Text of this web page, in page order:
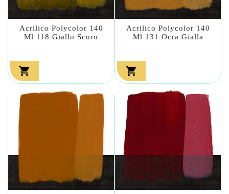
Acrilico Polycolor 140
Ml 118 Giallo Scuro

Acrilico Polycolor 140
Ml 131 Ocra Gialla
